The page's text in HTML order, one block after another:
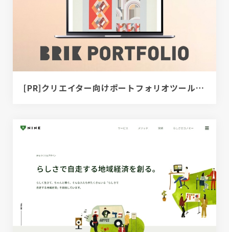
[PR]クリエイター向けポートフォリオツール｜BRIK PORTFOLIO